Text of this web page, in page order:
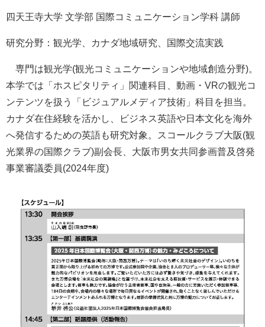
四天王寺大学 文学部 国際コミュニケーション学科 講師
研究分野：観光学、カナダ地域研究、国際交流実践
専門は観光学(観光コミュニケーションや地域創造分野)。
本学では「ホスピタリティ」関連科目、動画・VRの観光コ
ンテンツを扱う「ビジュアルメディア技術」科目を担当。
カナダ在住経験を活かし、ビジネス英語や日本文化を海外
へ発信するための英語も研究対象。スコールクラブ大阪(観
光業界の国際クラブ)副会長、大阪市男女共同参画普及啓発
事業審議委員(2024年度)